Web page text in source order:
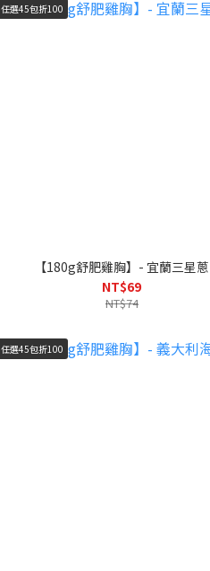
任選45包折100
【180g舒肥雞胸】- 宜蘭三星蔥
NT$69
NT$74
任選45包折100